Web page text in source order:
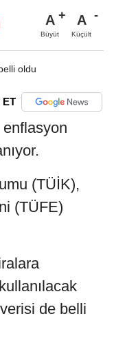
A
Büyüt
A
Küçült
ET
enflasyon
(TÜİK),
(TÜFE)
de belli